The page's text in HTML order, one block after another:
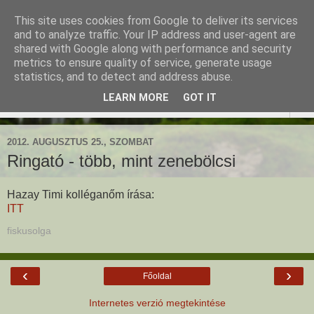
Ringató - Fiskus Olga
foglalkozásai
2012. AUGUSZTUS 25., SZOMBAT
Ringató - több, mint zenebölcsi
Hazay Timi kolléganőm írása:
ITT
fiskusolga
‹ ›
Főoldal
Internetes verzió megtekintése
This site uses cookies from Google to deliver its services
and to analyze traffic. Your IP address and user-agent are
shared with Google along with performance and security
metrics to ensure quality of service, generate usage
statistics, and to detect and address abuse.
LEARN MORE GOT IT